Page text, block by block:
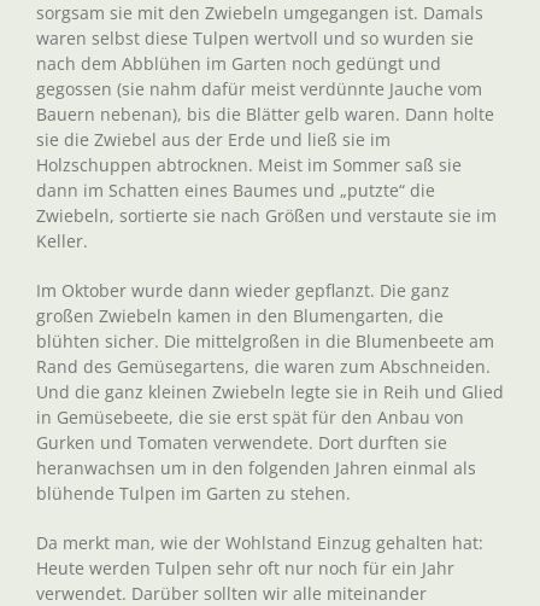
sorgsam sie mit den Zwiebeln umgegangen ist. Damals
waren selbst diese Tulpen wertvoll und so wurden sie
nach dem Abblühen im Garten noch gedüngt und
gegossen (sie nahm dafür meist verdünnte Jauche vom
Bauern nebenan), bis die Blätter gelb waren. Dann holte
sie die Zwiebel aus der Erde und ließ sie im
Holzschuppen abtrocknen. Meist im Sommer saß sie
dann im Schatten eines Baumes und „putzte“ die
Zwiebeln, sortierte sie nach Größen und verstaute sie im
Keller.
Im Oktober wurde dann wieder gepflanzt. Die ganz
großen Zwiebeln kamen in den Blumengarten, die
blühten sicher. Die mittelgroßen in die Blumenbeete am
Rand des Gemüsegartens, die waren zum Abschneiden.
Und die ganz kleinen Zwiebeln legte sie in Reih und Glied
in Gemüsebeete, die sie erst spät für den Anbau von
Gurken und Tomaten verwendete. Dort durften sie
heranwachsen um in den folgenden Jahren einmal als
blühende Tulpen im Garten zu stehen.
Da merkt man, wie der Wohlstand Einzug gehalten hat:
Heute werden Tulpen sehr oft nur noch für ein Jahr
verwendet. Darüber sollten wir alle miteinander